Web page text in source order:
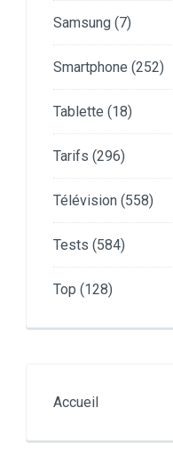
Samsung (7)
Smartphone (252)
Tablette (18)
Tarifs (296)
Télévision (558)
Tests (584)
Top (128)
Accueil